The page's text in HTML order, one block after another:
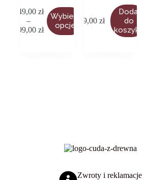
349,00 zł
–
399,00 zł
Zakres
cen:
Wybierz
opcje
Ten
produkt
ma
29,00zł
Dodaj
do
koszyka
Zwroty i reklamacje